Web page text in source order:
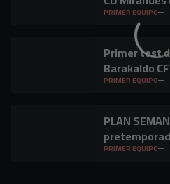
PRIMER EQUIPO
Primer test
Barakaldo CF
PRIMER EQUIPO
PLAN
vista
PRIMER EQUIPO